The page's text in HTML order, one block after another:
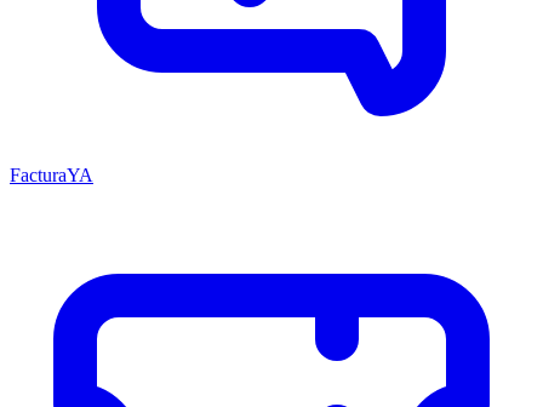
FacturaYA